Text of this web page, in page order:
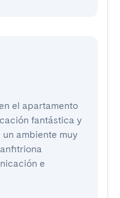
el apartamento
fantástica y
ambiente muy
e